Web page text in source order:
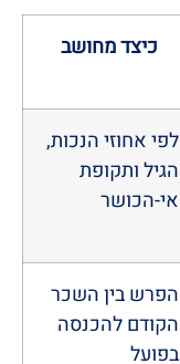
כיצד מחושב
לפי אחוזי הנכות,
הגיל ותקופת
אי-הכושר
הפרש בין השכר
הקודם להכנסה
בפועל